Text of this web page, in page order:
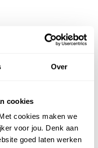
Over
cookies
cookies maken we
voor jou. Denk aan
goed laten werken